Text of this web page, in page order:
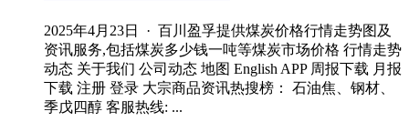
2025年4月23日 · 百川盈孚提供煤炭价格行情走势图及
资讯服务,包括煤炭多少钱一吨等煤炭市场价格 行情走势
动态 关于我们 公司动态 地图 English APP 周报下载 月报
下载 注册 登录 大宗商品资讯热搜榜： 石油焦、钢材、
季戊四醇 客服热线: ...